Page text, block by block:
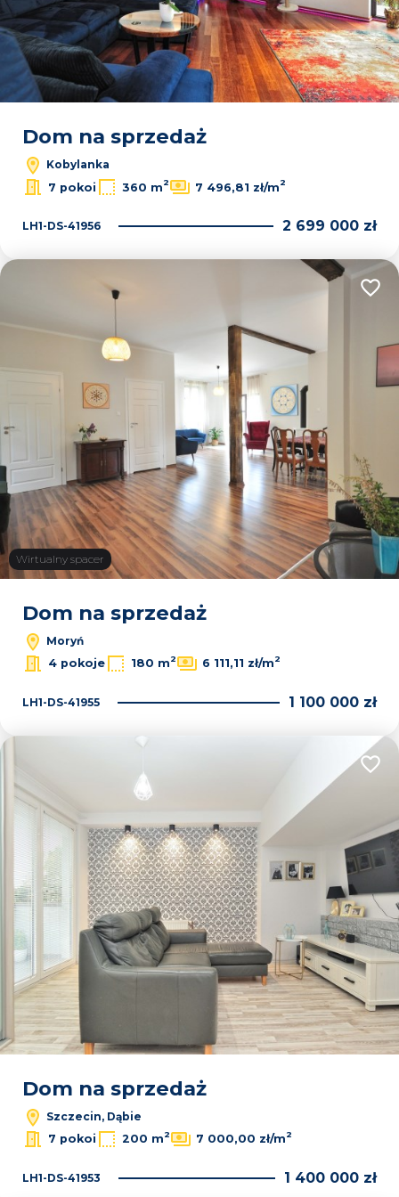
Dom na sprzedaż
Kobylanka
7 pokoi
360 m2 7 496,81 zł/m2
LH1-DS-41956 2 699 000 zł
Wirtualny spacer
Dom na sprzedaż
Moryń
4 pokoje
180 m2 6 111,11 zł/m2
LH1-DS-41955 1 100 000 zł
Dom na sprzedaż
Szczecin, Dąbie
7 pokoi
200 m2 7 000,00 zł/m2
LH1-DS-41953 1 400 000 zł